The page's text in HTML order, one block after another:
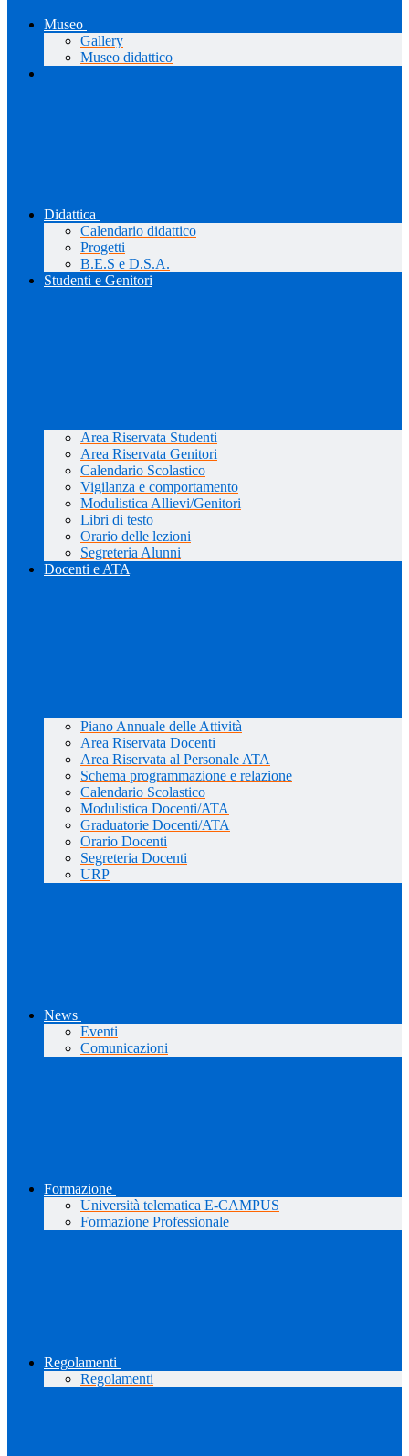
Museo
Gallery
Museo didattico
Didattica
Calendario didattico
Progetti
B.E.S e D.S.A.
Studenti e Genitori
Area Riservata Studenti
Area Riservata Genitori
Calendario Scolastico
Vigilanza e comportamento
Modulistica Allievi/Genitori
Libri di testo
Orario delle lezioni
Segreteria Alunni
Docenti e ATA
Piano Annuale delle Attività
Area Riservata Docenti
Area Riservata al Personale ATA
Schema programmazione e relazione
Calendario Scolastico
Modulistica Docenti/ATA
Graduatorie Docenti/ATA
Orario Docenti
Segreteria Docenti
URP
News
Eventi
Comunicazioni
Formazione
Università telematica E-CAMPUS
Formazione Professionale
Regolamenti
Regolamenti